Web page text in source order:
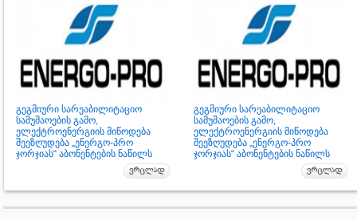
გეგმიური სარეაბილიტაციო
სამუშაოების გამო,
ელექტროენერგიის მიწოდება
შეეზღუდება „ენერგო-პრო
ჯორჯიას“ აბონენტების ნაწილს
გეგმიური სარეაბილიტაციო
სამუშაოების გამო,
ელექტროენერგიის მიწოდება
შეეზღუდება „ენერგო-პრო
ჯორჯიას“ აბონენტების ნაწილს